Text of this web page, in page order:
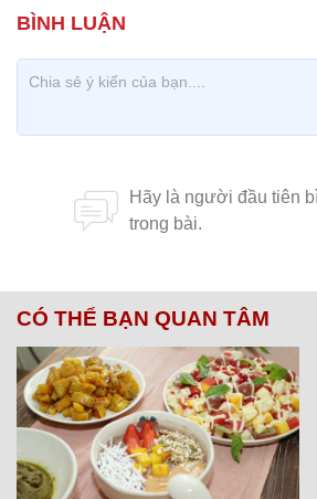
CÓ THỂ BẠN QUAN TÂM